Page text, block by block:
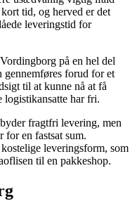
tid, og herved er det
leveringstid for
på en hel del
gennemføres forud for et
til at kunne nå at få
logistikansatte har fri.
fragtfri levering, men
for en fastsat sum.
leveringsform, som
til en pakkeshop.